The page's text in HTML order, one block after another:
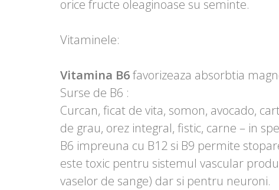
orice fructe oleaginoase su seminte.
Vitaminele:
Vitamina B6favorizeaza absorbtia
Surse de B6 :
Curcan, ficat de vita, somon, avocado,
de grau, orez integral, fistic, carne – in
B6 impreuna cu B12 si B9 permite
este toxic pentru sistemul vascular
vaselor de sange) dar si pentru neuroni.